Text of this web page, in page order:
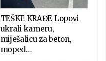
TEŠKE KRAĐE Lopovi
ukrali kameru,
miješalicu za beton,
moped…